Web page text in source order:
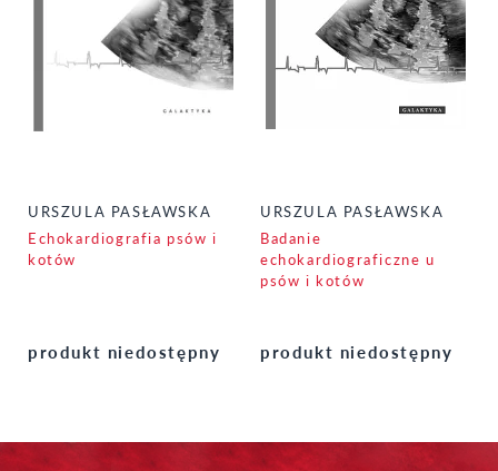
URSZULA PASŁAWSKA
Echokardiografia psów i
kotów
produkt niedostępny
URSZULA PASŁAWSKA
Badanie
echokardiograficzne u
psów i kotów
produkt niedostępny